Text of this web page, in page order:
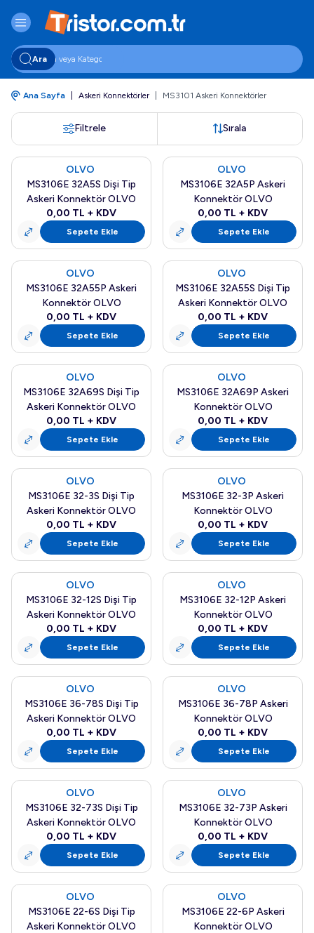
Ara
Ana Sayfa Askeri Konnektörler MS3101 Askeri Konnektörler
Filtrele Sırala
OLVO
MS3106E 32A5S Dişi Tip
Askeri Konnektör OLVO
0,00 TL + KDV
Sepete Ekle
OLVO
MS3106E 32A5P Askeri
Konnektör OLVO
0,00 TL + KDV
Sepete Ekle
OLVO
MS3106E 32A55P Askeri
Konnektör OLVO
0,00 TL + KDV
Sepete Ekle
OLVO
MS3106E 32A55S Dişi Tip
Askeri Konnektör OLVO
0,00 TL + KDV
Sepete Ekle
OLVO
MS3106E 32A69S Dişi Tip
Askeri Konnektör OLVO
0,00 TL + KDV
Sepete Ekle
OLVO
MS3106E 32A69P Askeri
Konnektör OLVO
0,00 TL + KDV
Sepete Ekle
OLVO
MS3106E 32-3S Dişi Tip
Askeri Konnektör OLVO
0,00 TL + KDV
Sepete Ekle
OLVO
MS3106E 32-3P Askeri
Konnektör OLVO
0,00 TL + KDV
Sepete Ekle
OLVO
MS3106E 32-12S Dişi Tip
Askeri Konnektör OLVO
0,00 TL + KDV
Sepete Ekle
OLVO
MS3106E 32-12P Askeri
Konnektör OLVO
0,00 TL + KDV
Sepete Ekle
OLVO
MS3106E 36-78S Dişi Tip
Askeri Konnektör OLVO
0,00 TL + KDV
Sepete Ekle
OLVO
MS3106E 36-78P Askeri
Konnektör OLVO
0,00 TL + KDV
Sepete Ekle
OLVO
MS3106E 32-73S Dişi Tip
Askeri Konnektör OLVO
0,00 TL + KDV
Sepete Ekle
OLVO
MS3106E 32-73P Askeri
Konnektör OLVO
0,00 TL + KDV
Sepete Ekle
OLVO
MS3106E 22-6S Dişi Tip
Askeri Konnektör OLVO
OLVO
MS3106E 22-6P Askeri
Konnektör OLVO